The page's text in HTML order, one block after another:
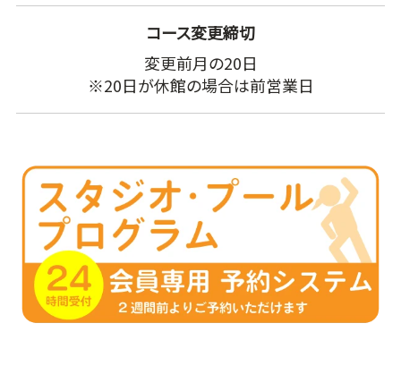
コース変更締切
変更前月の20日
※20日が休館の場合は前営業日